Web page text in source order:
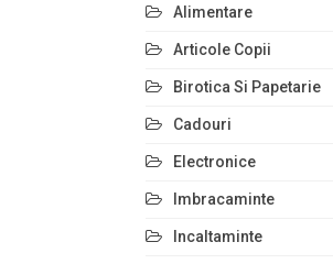
Alimentare
Articole Copii
Birotica Si Papetarie
Cadouri
Electronice
Imbracaminte
Incaltaminte